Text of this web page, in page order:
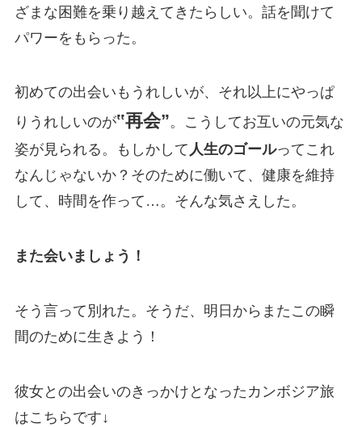
ざまな困難を乗り越えてきたらしい。話を聞けて
パワーをもらった。
初めての出会いもうれしいが、それ以上にやっぱ
りうれしいのが‟再会”。こうしてお互いの元気な
姿が見られる。もしかして 人生のゴールってこれ
なんじゃないか？そのために働いて、健康を維持
して、時間を作って…。そんな気さえした。
また会いましょう！
そう言って別れた。そうだ、明日からまたこの瞬
間のために生きよう！
彼女との出会いのきっかけとなったカンボジア旅
はこちらです↓